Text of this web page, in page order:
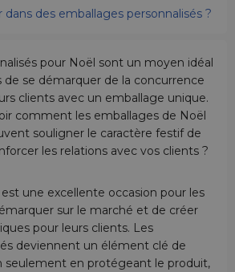
dans des emballages personnalisés ?
pour Noël sont un moyen idéal
de se démarquer de la concurrence
clients avec un emballage unique.
comment les emballages de Noël
souligner le caractère festif de
les relations avec vos clients ?
une excellente occasion pour les
sur le marché et de créer
pour leurs clients. Les
deviennent un élément clé de
seulement en protégeant le produit,